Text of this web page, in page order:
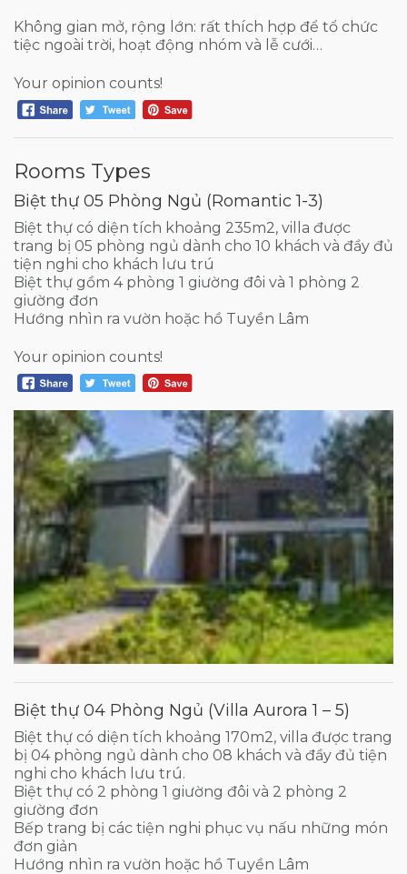
Không gian mở, rộng lớn: rất thích hợp để tổ chức
tiệc ngoài trời, hoạt động nhóm và lễ cưới…
Your opinion counts!
Rooms Types
Biệt thự 05 Phòng Ngủ (Romantic 1-3)
Biệt thự có diện tích khoảng 235m2, villa được
trang bị 05 phòng ngủ dành cho 10 khách và đầy đủ
tiện nghi cho khách lưu trú
Biệt thự gồm 4 phòng 1 giường đôi và 1 phòng 2
giường đơn
Hướng nhìn ra vườn hoặc hồ Tuyền Lâm
Your opinion counts!
Biệt thự 04 Phòng Ngủ (Villa Aurora 1 – 5)
Biệt thự có diện tích khoảng 170m2, villa được trang
bị 04 phòng ngủ dành cho 08 khách và đầy đủ tiện
nghi cho khách lưu trú.
Biệt thự có 2 phòng 1 giường đôi và 2 phòng 2
giường đơn
Bếp trang bị các tiện nghi phục vụ nấu những món
đơn giản
Hướng nhìn ra vườn hoặc hồ Tuyền Lâm